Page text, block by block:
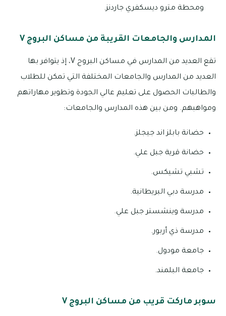
ومحطة مترو ديسكفري جاردنز.
المدارس والجامعات القريبة من مساكن البروج V
تقع العديد من المدارس في مساكن البروج V، إذ يتوافر بها
العديد من المدارس والجامعات المختلفة التي تمكن للطلاب
والطالبات الحصول على تعليم عالي الجودة وتطوير مهاراتهم
ومواهبهم. ومن بين هذه المدارس والجامعات:
حضانة بابلز اند جيجلز.
حضانة قرية جبل علي.
تشبي تشيكس.
مدرسة دبي البريطانية.
مدرسة وينشستر جبل علي.
مدرسة ذي أربور.
جامعة مودول.
جامعة البلمند.
سوبر ماركت قريب من مساكن البروج V